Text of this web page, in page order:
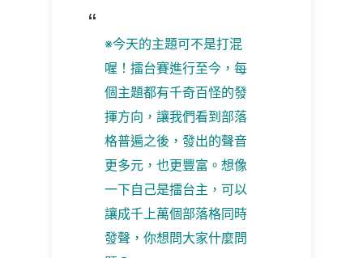
※今天的主題可不是打混
喔！擂台賽進行至今，每
個主題都有千奇百怪的發
揮方向，讓我們看到部落
格普遍之後，發出的聲音
更多元，也更豐富。想像
一下自己是擂台主，可以
讓成千上萬個部落格同時
發聲，你想問大家什麼問